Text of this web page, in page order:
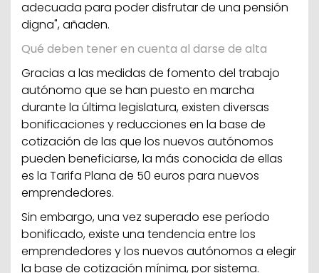
adecuada para poder disfrutar de una pensión
digna", añaden.
Qué deben tener en cuenta al darse de alta
Gracias a las medidas de fomento del trabajo
autónomo que se han puesto en marcha
durante la última legislatura, existen diversas
bonificaciones y reducciones en la base de
cotización de las que los nuevos autónomos
pueden beneficiarse, la más conocida de ellas
es la Tarifa Plana de 50 euros para nuevos
emprendedores.
Sin embargo, una vez superado ese período
bonificado, existe una tendencia entre los
emprendedores y los nuevos autónomos a elegir
la base de cotización mínima, por sistema.